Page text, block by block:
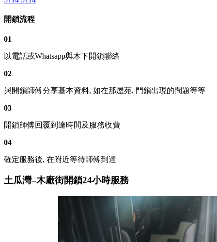
開鎖流程
01
以電話或Whatsapp與木下開鎖聯絡
02
與開鎖師傅分享基本資料, 如在那屋苑, 門鎖出現的問題等等
03
開鎖師傅回覆到達時間及服務收費
04
確定服務後, 在附近等待師傅到達
土瓜灣–木廠街開鎖24小時服務